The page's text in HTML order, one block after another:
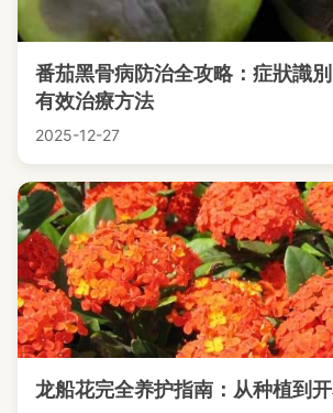
番茄黑骨病防治全攻略：症狀識
有效治療方法
2025-12-27
龙船花完全养护指南：从种植到